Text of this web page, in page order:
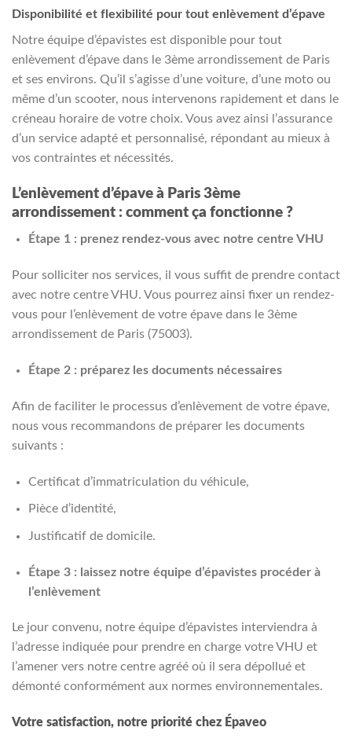
Disponibilité et flexibilité pour tout enlèvement d’épave
Notre équipe d’épavistes est disponible pour tout
enlèvement d’épave dans le 3ème arrondissement de Paris
et ses environs. Qu’il s’agisse d’une voiture, d’une moto ou
même d’un scooter, nous intervenons rapidement et dans le
créneau horaire de votre choix. Vous avez ainsi l’assurance
d’un service adapté et personnalisé, répondant au mieux à
vos contraintes et nécessités.
L’enlèvement d’épave à Paris 3ème
arrondissement : comment ça fonctionne ?
Étape 1 : prenez rendez-vous avec notre centre VHU
Pour solliciter nos services, il vous suffit de prendre contact
avec notre centre VHU. Vous pourrez ainsi fixer un rendez-
vous pour l’enlèvement de votre épave dans le 3ème
arrondissement de Paris (75003).
Étape 2 : préparez les documents nécessaires
Afin de faciliter le processus d’enlèvement de votre épave,
nous vous recommandons de préparer les documents
suivants :
Certificat d’immatriculation du véhicule,
Pièce d’identité,
Justificatif de domicile.
Étape 3 : laissez notre équipe d’épavistes procéder à
l’enlèvement
Le jour convenu, notre équipe d’épavistes interviendra à
l’adresse indiquée pour prendre en charge votre VHU et
l’amener vers notre centre agréé où il sera dépollué et
démonté conformément aux normes environnementales.
Votre satisfaction, notre priorité chez Épaveo